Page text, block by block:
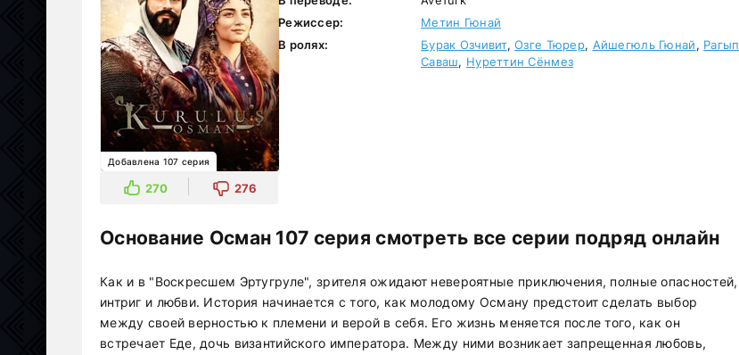
Добавлена 107 серия
270 276
Режиссер:
Метин Гюнай
В ролях:
Бурак Озчивит,Озге Тюрер, Айшегюль Гюнай, Рагып
Саваш, Нуреттин Сёнмез
Основание Осман 107 серия смотреть все серии подряд онлайн
Как и в "Воскресшем Эртугруле", зрителя ожидают невероятные приключения, полные опасностей,
интриг и любви. История начинается с того, как молодому Осману предстоит сделать выбор
между своей верностью к племени и верой в себя. Его жизнь меняется после того, как он
встречает Еде, дочь византийского императора. Между ними возникает запрещенная любовь,